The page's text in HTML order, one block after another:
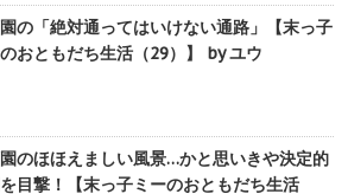
の「絶対通ってはいけない通路」【末っ子
おともだち生活（29）】 by ユウ
のほほえましい風景…かと思いきや決定的
目撃！【末っ子ミーのおともだち生活